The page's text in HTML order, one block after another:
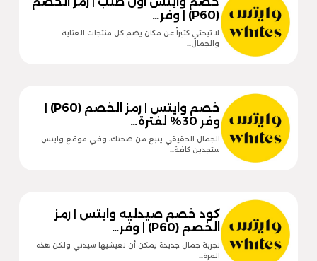
(P60) | وفر…
لا تبحثي كثيراً عن مكان يضم كل منتجات العناية
والجمال…
خصم وايتس | رمز الخصم (P60) |
وفر 30% لفترة…
الجمال الحقيقي ينبع من صحتك، وفي موقع وايتس
ستجدين كافة…
كود خصم صيدليه وايتس | رمز
الخصم (P60) | وفر…
تجربة جمال جديدة يمكن أن تعيشيها سيدتي ولكن هذه
المرة…